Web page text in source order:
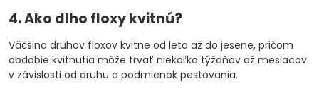
4. Ako dlho floxy kvitnú?
Väčšina druhov floxov kvitne od leta až do jesene, pričom
obdobie kvitnutia môže trvať niekoľko týždňov až mesiacov
v závislosti od druhu a podmienok pestovania.